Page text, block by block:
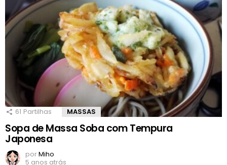
61 Partilhas MASSAS
Sopa de Massa Soba com Tempura
Japonesa
porMiho
5 anos atrás